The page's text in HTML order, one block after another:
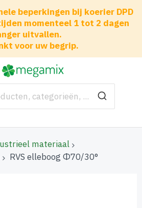
beperkingen bij koerier DPD
momenteel 1 tot 2 dagen
uitvallen.
voor uw begrip.
materiaal
RVS elleboog Φ70/30°